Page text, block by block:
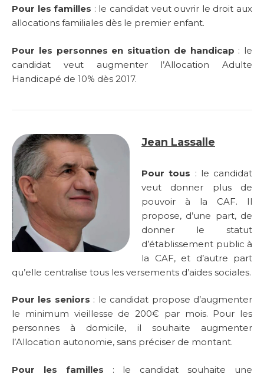
Pour les familles : le candidat veut ouvrir le droit aux
allocations familiales dès le premier enfant.
Pour les personnes en situation de handicap : le
candidat veut augmenter l’Allocation Adulte
Handicapé de 10% dès 2017.
Jean Lassalle
Pour tous : le candidat
veut donner plus de
pouvoir à la CAF. Il
propose, d’une part, de
donner le statut
d’établissement public à
la CAF, et d’autre part
qu’elle centralise tous les versements d’aides sociales.
Pour les seniors : le candidat propose d’augmenter
le minimum vieillesse de 200€ par mois. Pour les
personnes à domicile, il souhaite augmenter
l’Allocation autonomie, sans préciser de montant.
Pour les familles : le candidat souhaite une